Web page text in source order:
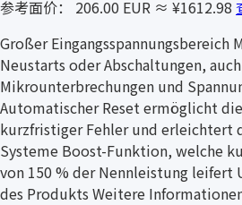
参考面价： 206.00 EUR ≈ ¥1612.98
Großer
Neustarts oder Abschaltungen,
Mikrounterbrechungen und
Automatischer Reset ermöglicht
kurzfristiger Fehler und erleichtert
Systeme Boost-Funktion, welche
von 150 % der Nennleistung
des Produkts Weitere